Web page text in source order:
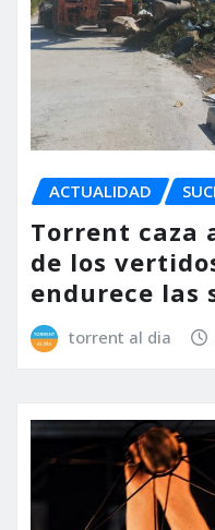
ACTUALIDAD
Torrent caza
de los
endurece las
torrent al dia